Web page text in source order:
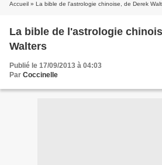
Accueil » La bible de l'astrologie chinoise, de Derek
La bible de l'astrologie
Walters
Publié le 17/09/2013 à 04:03
Par Coccinelle